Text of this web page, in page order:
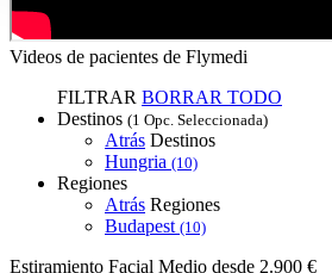
Videos de pacientes de Flymedi
FILTRAR BORRAR TODO
Destinos (1 Opc. Seleccionada)
Atrás Destinos
Hungria (10)
Regiones
Atrás Regiones
Budapest (10)
Estiramiento Facial Medio desde 2.900 €